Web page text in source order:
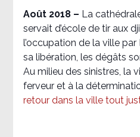
Août 2018 – La
servait d’école de tir aux
l’occupation de la ville
sa libération, les dégâts
Au milieu des sinistres, la
ferveur et à la
retour dans la ville tout